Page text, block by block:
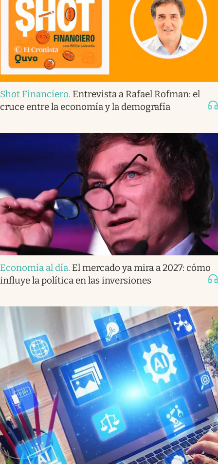
Shot Financiero. Entrevista a Rafael Rofman: el
cruce entre la economía y la demografía
Economía al día. El mercado ya mira a 2027: cómo
influye la política en las inversiones